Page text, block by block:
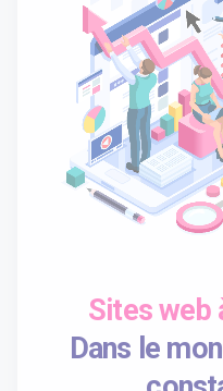
Sites web
Dans le